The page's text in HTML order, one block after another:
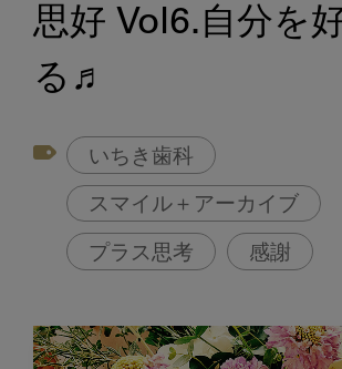
思好 Vol6.自分を
る♬
いちき歯科
スマイル＋アーカイブ
プラス思考 感謝